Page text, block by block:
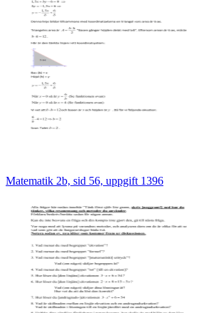
Matematik 2b, sid 56, uppgift 1396